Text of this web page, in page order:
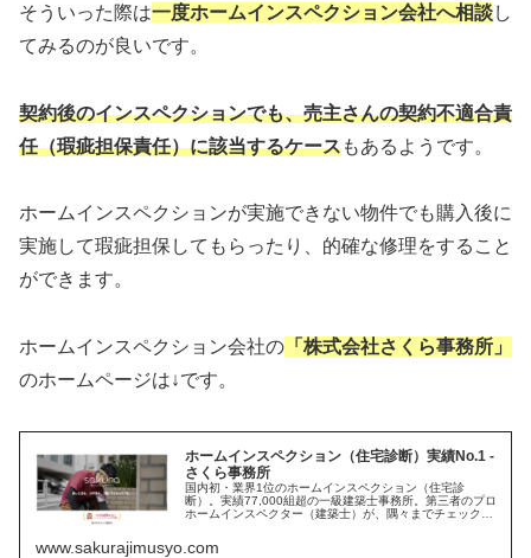
そういった際は一度ホームインスペクション会社へ相談し
てみるのが良いです。
契約後のインスペクションでも、売主さんの契約不適合責
任（瑕疵担保責任）に該当するケースもあるようです。
ホームインスペクションが実施できない物件でも購入後に
実施して瑕疵担保してもらったり、的確な修理をすること
ができます。
ホームインスペクション会社の 「株式会社さくら事務所」
のホームページは↓です。
ホームインスペクション（住宅診断）実績No.1 -
さくら事務所
国内初・業界1位のホームインスペクション（住宅診
断）。実績77,000組超の一級建築士事務所。第三者のプロ
ホームインスペクター（建築士）が、隅々までチェック・
www.sakurajimusyo.com